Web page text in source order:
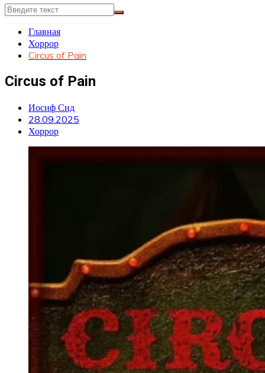
Главная
Хоррор
Circus of Pain
Circus of Pain
Иосиф Сид
28.09.2025
Хоррор